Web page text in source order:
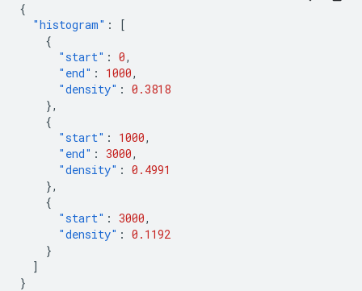
{
"histogram" :
[
{
"start" : 0,
"end" : 1000,
"density" : 0.3818
},
{
"start" : 1000,
"end" : 3000,
"density" : 0.4991
},
{
"start" : 3000,
"density" : 0.1192
}
]
}